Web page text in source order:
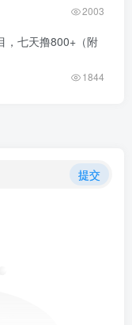
2003
，七天撸800+（附
1844
提交